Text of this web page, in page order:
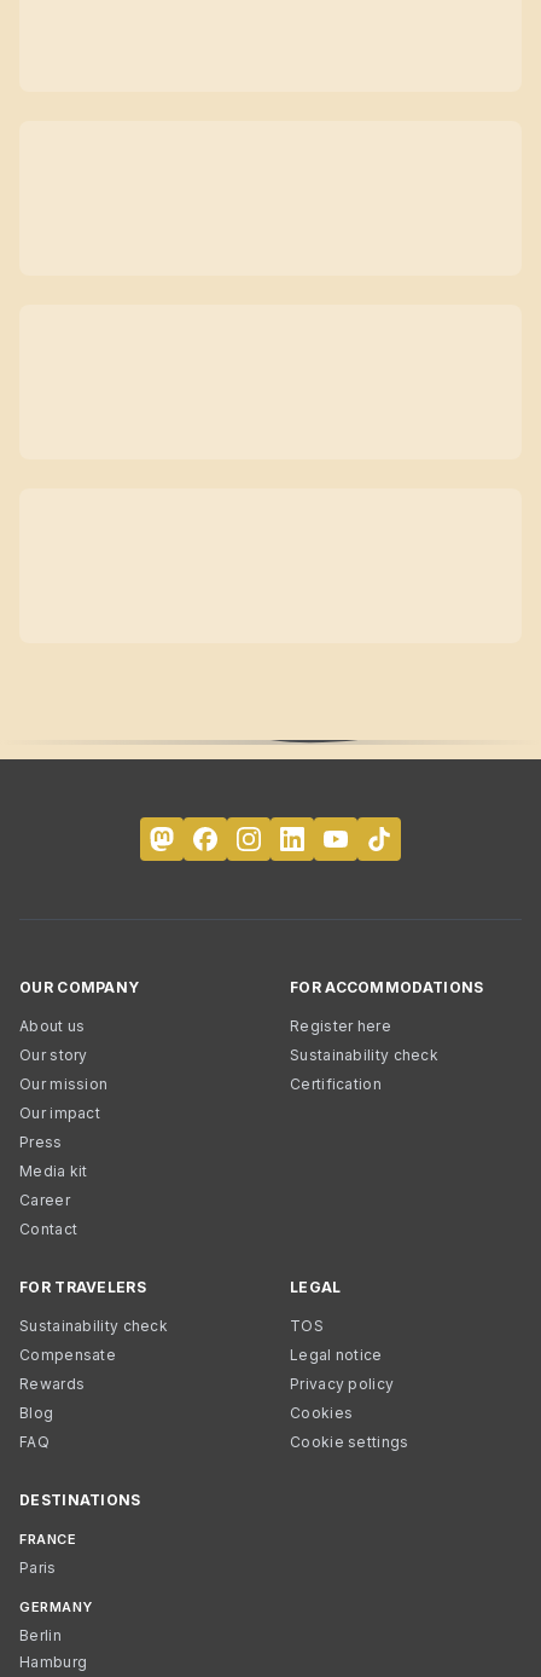
OUR COMPANY
About us
Our story
Our mission
Our impact
Press
Media kit
Career
Contact
FOR ACCOMMODATIONS
Register here
Sustainability check
Certification
FOR TRAVELERS
Sustainability check
Compensate
Rewards
Blog
FAQ
LEGAL
TOS
Legal notice
Privacy policy
Cookies
Cookie settings
DESTINATIONS
FRANCE
Paris
GERMANY
Berlin
Hamburg